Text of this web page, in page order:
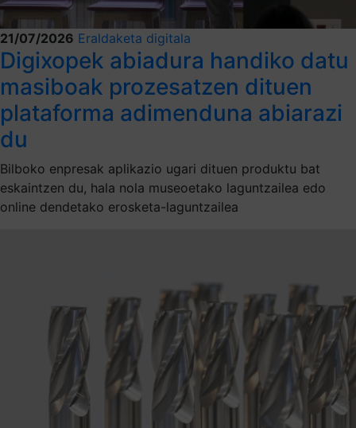
21/07/2026 Eraldaketa digitala
Digixopek abiadura handiko datu
masiboak prozesatzen dituen
plataforma adimenduna abiarazi
du
Bilboko enpresak aplikazio ugari dituen produktu bat
eskaintzen du, hala nola museoetako laguntzailea edo
online dendetako erosketa-laguntzailea